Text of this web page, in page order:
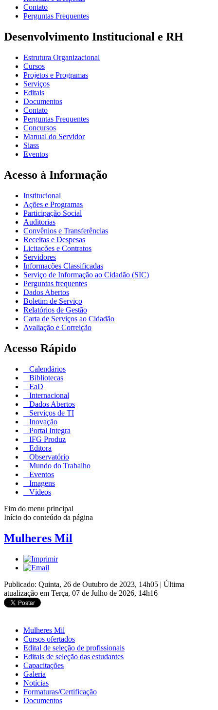
Contato
Perguntas Frequentes
Desenvolvimento Institucional e RH
Estrutura Organizacional
Cursos
Projetos e Programas
Serviços
Editais
Documentos
Contato
Perguntas Frequentes
Concursos
Manual do Servidor
Siass
Eventos
Acesso à Informação
Institucional
Ações e Programas
Participação Social
Auditorias
Convênios e Transferências
Receitas e Despesas
Licitações e Contratos
Servidores
Informações Classificadas
Serviço de Informação ao Cidadão (SIC)
Perguntas frequentes
Dados Abertos
Boletim de Serviço
Relatórios de Gestão
Carta de Serviços ao Cidadão
Avaliação e Correição
Acesso Rápido
Calendários
Bibliotecas
EaD
Internacional
Dados Abertos
Serviços de TI
Inovação
Portal Integra
IFG Produz
Editora
Observatório
Mundo do Trabalho
Eventos
Imagens
Vídeos
Fim do menu principal
Início do conteúdo da página
Mulheres Mil
Publicado: Quinta, 26 de Outubro de 2023, 14h05 | Última
atualização em Terça, 07 de Julho de 2026, 14h16
Mulheres Mil
Cursos ofertados
Edital de seleção de profissionais
Editais de seleção das estudantes
Capacitações
Galeria
Notícias
Formaturas/Certificação
Documentos